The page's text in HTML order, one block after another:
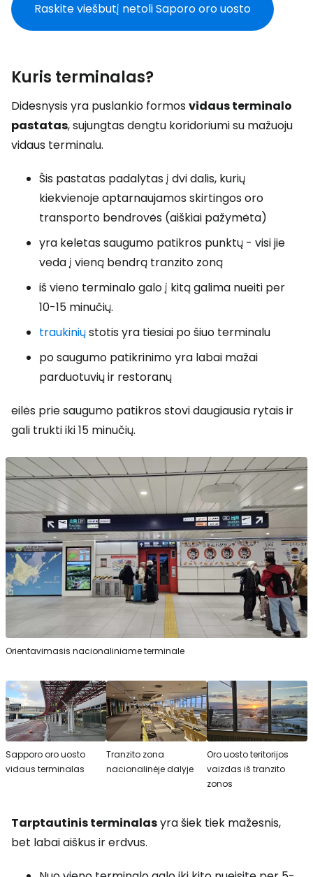
Raskite viešbutį netoli Saporo oro uosto
Kuris terminalas?
Didesnysis yra puslankio formosvidaus terminalo
pastatas, sujungtas dengtu koridoriumi su mažuoju
vidaus terminalu.
Šis pastatas padalytas į dvi dalis, kurių
kiekvienoje aptarnaujamos skirtingos oro
transporto bendrovės (aiškiai pažymėta)
yra keletas saugumo patikros punktų - visi jie
veda į vieną bendrą tranzito zoną
iš vieno terminalo galo į kitą galima nueiti per
10-15 minučių.
traukiniųstotis yra tiesiai po šiuo terminalu
po saugumo patikrinimo yra labai mažai
parduotuvių ir restoranų
eilės prie saugumo patikros stovi daugiausia rytais ir
gali trukti iki 15 minučių.
Orientavimasis nacionaliniame terminale
Sapporo oro uosto
vidaus terminalas
Tranzito zona
nacionalinėje dalyje
Oro uosto teritorijos
vaizdas iš tranzito
zonos
Tarptautinis terminalasyra šiek tiek mažesnis,
bet labai aiškus ir erdvus.